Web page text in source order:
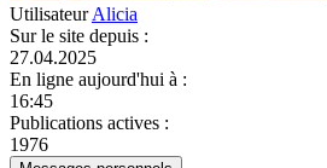
UtilisateurAlicia
Sur le site depuis :
27.04.2025
En ligne aujourd'hui à :
16:45
Publications actives :
1976